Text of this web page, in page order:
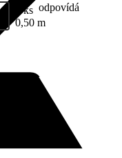
1 ks odpovídá
0,50 m